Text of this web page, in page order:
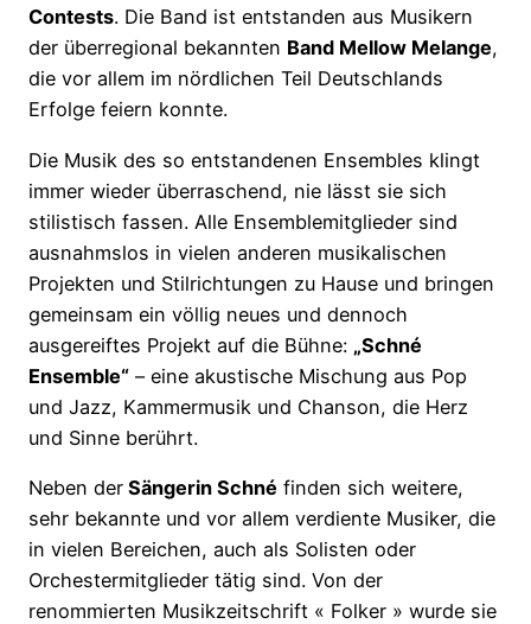
Contests. Die Band ist entstanden aus Musikern
der überregional bekannten Band Mellow Melange,
die vor allem im nördlichen Teil Deutschlands
Erfolge feiern konnte.
Die Musik des so entstandenen Ensembles klingt
immer wieder überraschend, nie lässt sie sich
stilistisch fassen. Alle Ensemblemitglieder sind
ausnahmslos in vielen anderen musikalischen
Projekten und Stilrichtungen zu Hause und bringen
gemeinsam ein völlig neues und dennoch
ausgereiftes Projekt auf die Bühne: „Schné
Ensemble“ – eine akustische Mischung aus Pop
und Jazz, Kammermusik und Chanson, die Herz
und Sinne berührt.
Neben der Sängerin Schné finden sich weitere,
sehr bekannte und vor allem verdiente Musiker, die
in vielen Bereichen, auch als Solisten oder
Orchestermitglieder tätig sind. Von der
renommierten Musikzeitschrift « Folker » wurde sie